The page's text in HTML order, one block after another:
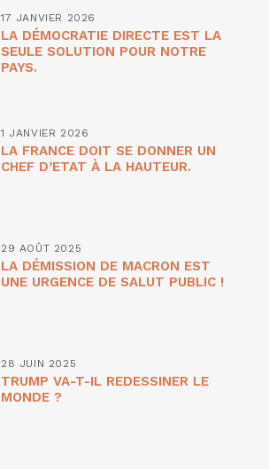
17 JANVIER 2026
LA DÉMOCRATIE DIRECTE EST LA
SEULE SOLUTION POUR NOTRE
PAYS.
1 JANVIER 2026
LA FRANCE DOIT SE DONNER UN
CHEF D’ETAT À LA HAUTEUR.
29 AOÛT 2025
LA DÉMISSION DE MACRON EST
UNE URGENCE DE SALUT PUBLIC !
28 JUIN 2025
TRUMP VA-T-IL REDESSINER LE
MONDE ?